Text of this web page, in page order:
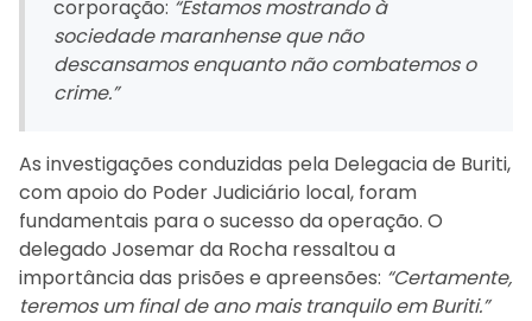
corporação: “Estamos mostrando à
sociedade maranhense que não
descansamos enquanto não combatemos o
crime.”
As investigações conduzidas pela Delegacia de Buriti,
com apoio do Poder Judiciário local, foram
fundamentais para o sucesso da operação. O
delegado Josemar da Rocha ressaltou a
importância das prisões e apreensões: “Certamente,
teremos um final de ano mais tranquilo em Buriti.”